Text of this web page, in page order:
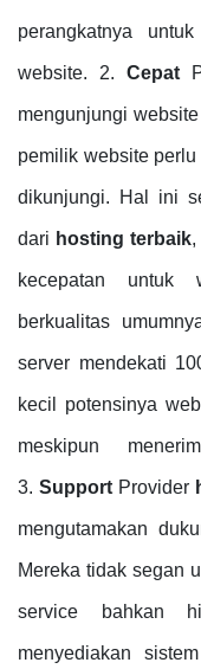
perangkatnya
website. 2.Cepat
mengunjungi
pemilik website
dikunjungi. Hal ini
dari hosting terbaik,
kecepatan untuk
berkualitas
server mendekati
kecil potensinya
meskipun
3.Support Provider
mengutamakan
Mereka tidak segan
service bahkan
menyediakan